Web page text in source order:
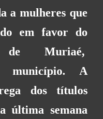
a mulheres que
em favor do
de Muriaé,
município. A
dos títulos
última semana